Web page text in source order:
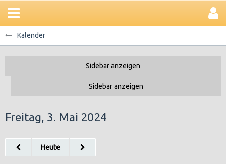
Kalender
Freitag, 3. Mai 2024
Heute